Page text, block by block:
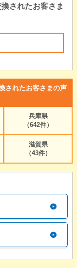
されたお客さま
されたお客さまの声
兵庫県
（642件）
滋賀県
（43件）